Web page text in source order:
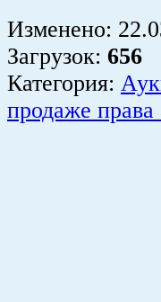
Изменено:
Загрузок: 656
Категория:
продаже